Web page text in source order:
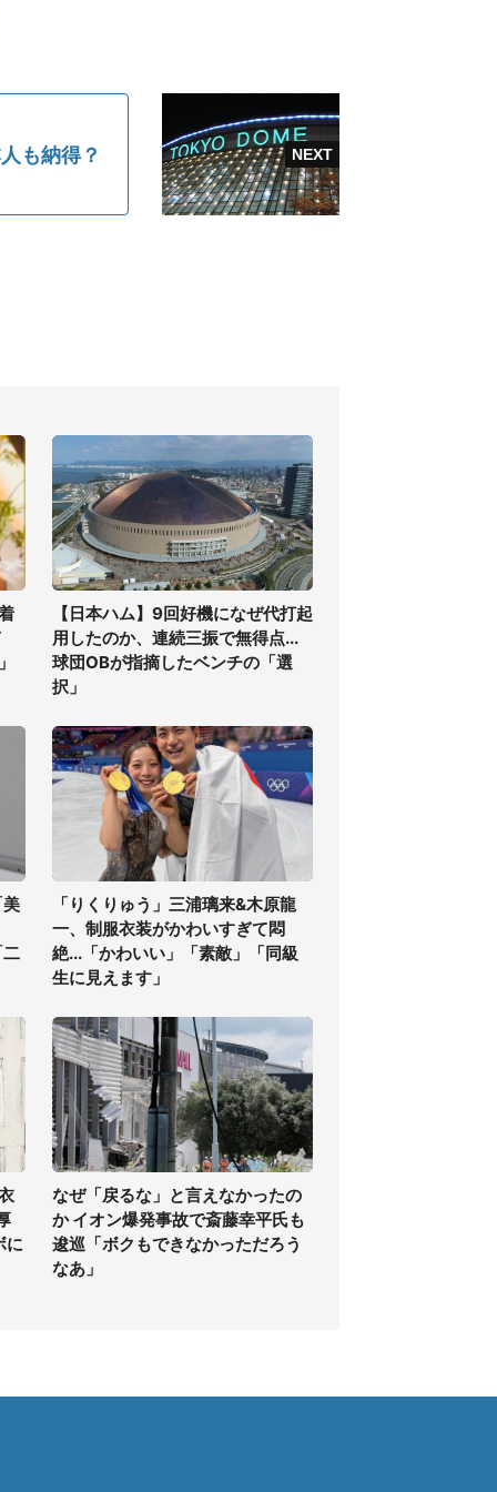
も納得？
【日本ハム】9回好機になぜ代打起
用したのか、連続三振で無得点...
球団OBが指摘したベンチの「選
択」
二
「りくりゅう」三浦璃来&木原龍
一、制服衣装がかわいすぎて悶
絶...「かわいい」「素敵」「同級
生に見えます」
に
なぜ「戻るな」と言えなかったの
か イオン爆発事故で斎藤幸平氏も
逡巡「ボクもできなかっただろう
なあ」